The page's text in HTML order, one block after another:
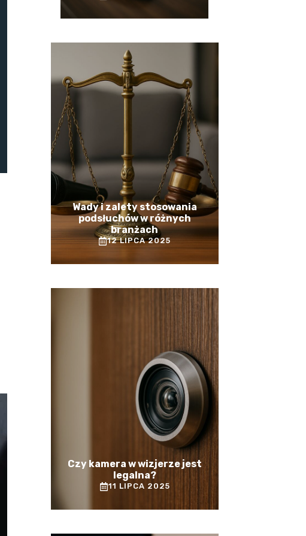
Wady i zalety stosowania
podsłuchów w różnych
branżach
12 LIPCA 2025
Czy kamera w wizjerze jest
legalna?
11 LIPCA 2025